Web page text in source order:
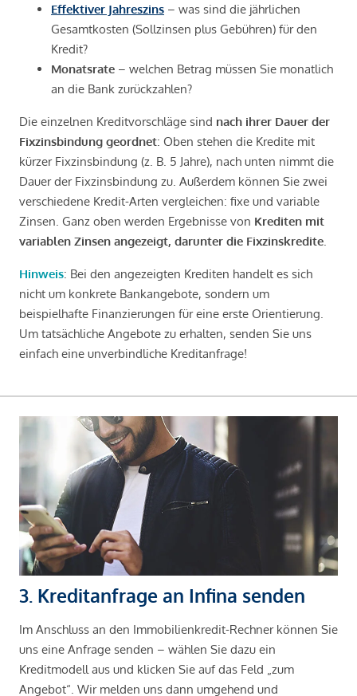
Effektiver Jahreszins – was sind die jährlichen
Gesamtkosten (Sollzinsen plus Gebühren) für den
Kredit?
Monatsrate – welchen Betrag müssen Sie monatlich
an die Bank zurückzahlen?
Die einzelnen Kreditvorschläge sind nach ihrer Dauer der
Fixzinsbindung geordnet: Oben stehen die Kredite mit
kürzer Fixzinsbindung (z. B. 5 Jahre), nach unten nimmt die
Dauer der Fixzinsbindung zu. Außerdem können Sie zwei
verschiedene Kredit-Arten vergleichen: fixe und variable
Zinsen. Ganz oben werden Ergebnisse von Krediten mit
variablen Zinsen angezeigt, darunter die Fixzinskredite
Hinweis: Bei den angezeigten Krediten handelt es sich
nicht um konkrete Bankangebote, sondern um
beispielhafte Finanzierungen für eine erste Orientierung.
Um tatsächliche Angebote zu erhalten, senden Sie uns
einfach eine unverbindliche Kreditanfrage!
3. Kreditanfrage an Infina senden
Im Anschluss an den Immobilienkredit-Rechner können Sie
uns eine Anfrage senden – wählen Sie dazu ein
Kreditmodell aus und klicken Sie auf das Feld „zum
Angebot“. Wir melden uns dann umgehend und